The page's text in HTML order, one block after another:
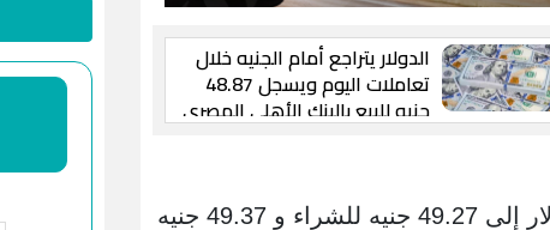
الدولار يتراجع أمام الجنيه خلال
تعاملات اليوم ويسجل 48.87
جنيه للبيع بالبنك الأهلي المصري
في البنك الأهلي المصري-NBE، ارتفع سعر الدولار إلى 49.27 جنيه للشراء و 49.37 جنيه